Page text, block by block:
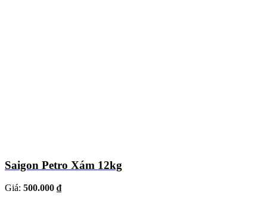
Saigon Petro Xám 12kg
Giá: 500.000 ₫